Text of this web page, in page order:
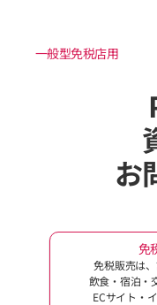
一般型免税店用
お
免
免税販売は
飲食・宿泊・
ECサイト・